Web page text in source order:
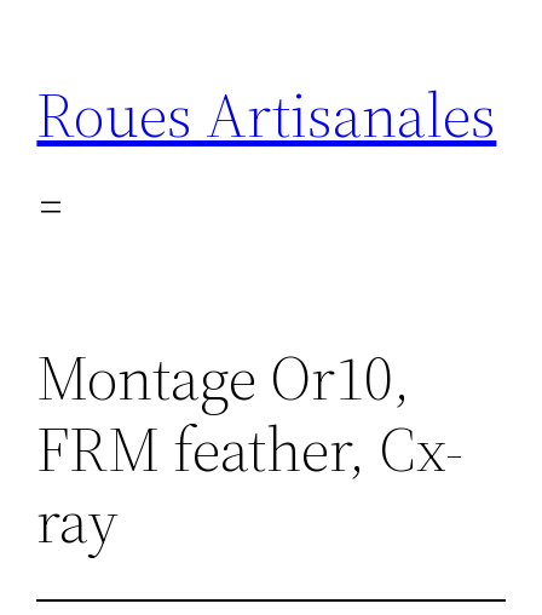
contenu
Roues Artisanales
Montage Or10,
FRM feather, Cx-
ray